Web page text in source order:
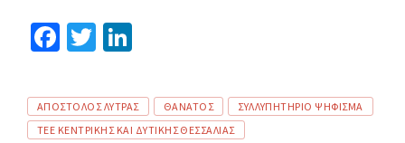
Fa
b
o
T
tt
er
ke
dI
Tags
ΑΠΟΣΤΟΛΟΣ ΛΥΤΡΑΣ ΘΑΝΑΤΟΣ
ΣΥΛΛΥΠΗΤΗΡΙΟ ΨΗΦΙΣΜΑ
ΤΕΕ ΚΕΝΤΡΙΚΗΣ ΚΑΙ ΔΥΤΙΚΗΣ ΘΕΣΣΑΛΙΑΣ